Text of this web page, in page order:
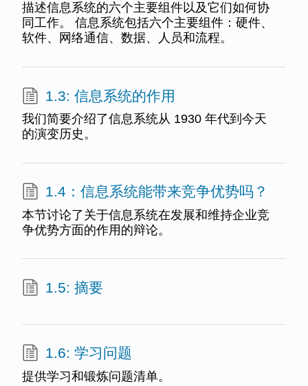
描述信息系统的六个主要组件以及它们如何协
同工作。 信息系统包括六个主要组件：硬件、
软件、网络通信、数据、人员和流程。
1.3: 信息系统的作用
我们简要介绍了信息系统从 1930 年代到今天
的演变历史。
1.4：信息系统能带来竞争优势吗？
本节讨论了关于信息系统在发展和维持企业竞
争优势方面的作用的辩论。
1.5: 摘要
1.6: 学习问题
提供学习和锻炼问题清单。